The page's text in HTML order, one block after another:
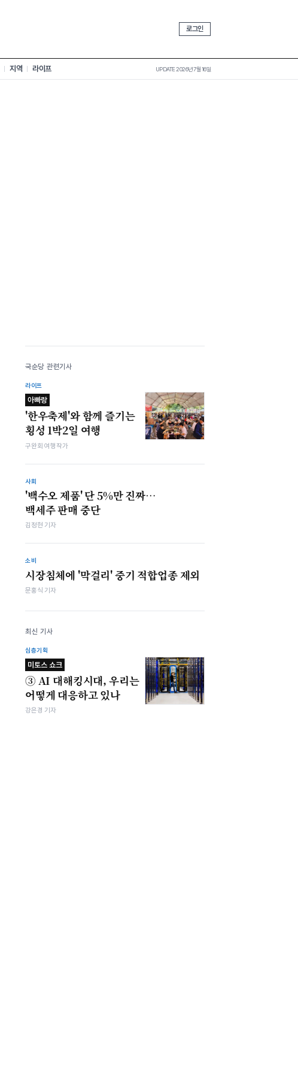
로그인
지역 라이프 UPDATE 2026년 7월 16일
국순당 관련기사
라이프
아빠랑
'한우축제'와 함께 즐기는
횡성 1박2일 여행
구완회 여행작가
사회
'백수오 제품' 단 5%만 진짜…
백세주 판매 중단
김정현 기자
소비
시장침체에 '막걸리' 중기 적합업종 제외
문홍식 기자
최신 기사
심층기획
미토스 쇼크
③ AI 대해킹시대, 우리는
어떻게 대응하고 있나
강은경 기자